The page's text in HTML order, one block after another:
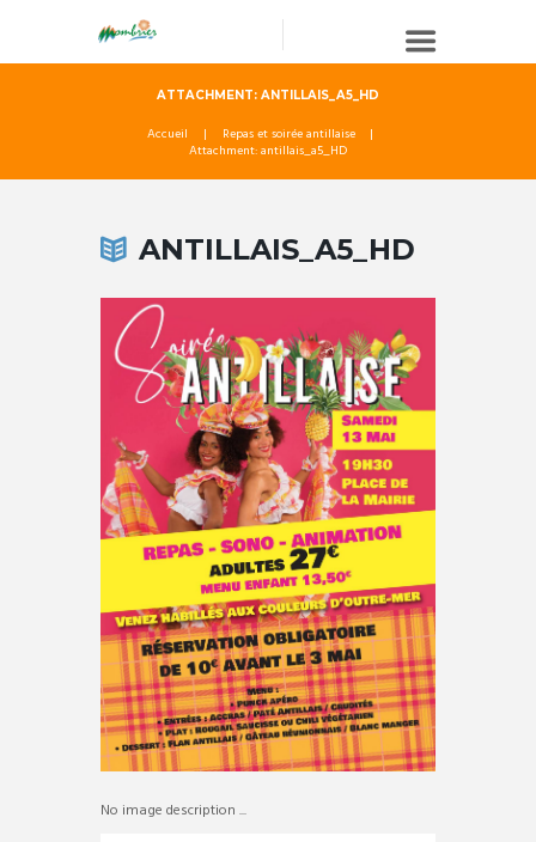
ATTACHMENT: ANTILLAIS_A5_HD
Accueil
Repas et soirée antillaise
Attachment: antillais_a5_HD
ANTILLAIS_A5_HD
No image description ...